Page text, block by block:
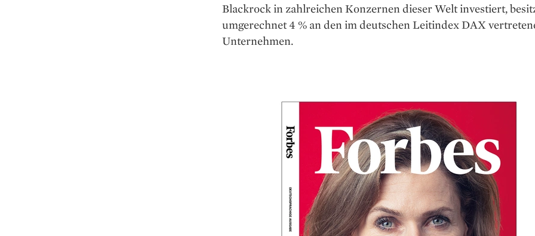
Blackrock in zahlreichen Konzernen dieser Welt investiert,
umgerechnet 4 % an den im deutschen Leitindex DAX
Unternehmen.